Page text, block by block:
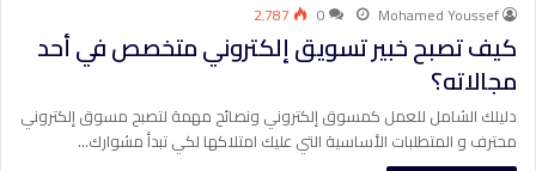
Mohamed Youssef
0 2٬787
كيف تصبح خبير تسويق إلكتروني متخصص في أحد
مجالاته؟
دليلك الشامل للعمل كمسوق إلكتروني ونصائح مهمة لتصبح مسوق إلكتروني
محترف و المتطلبات الأساسية التي عليك امتلاكها لكي تبدأ مشوارك…